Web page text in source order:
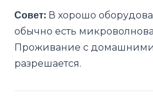
Совет: В хорошо
обычно есть
Проживание с
разрешается.